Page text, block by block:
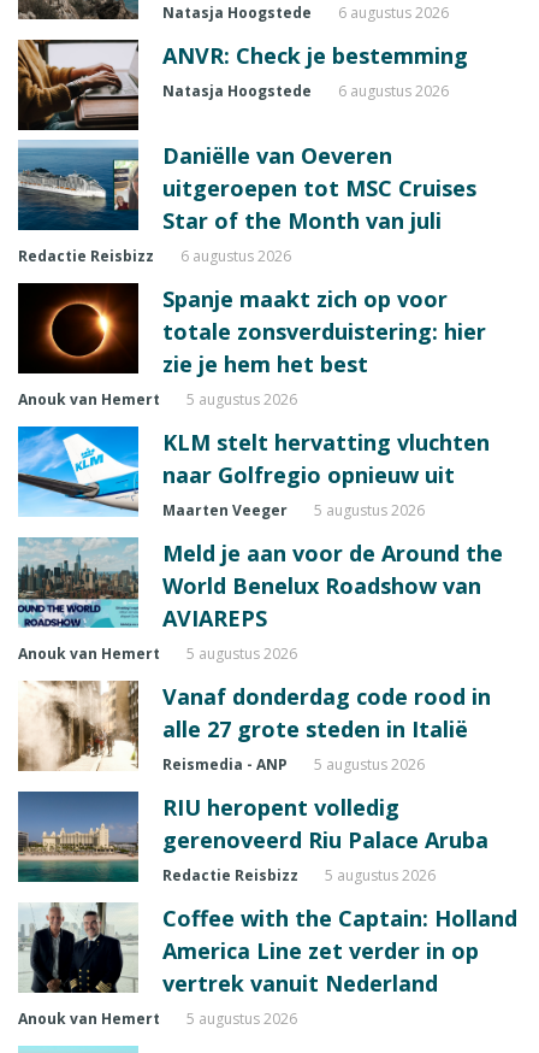
Natasja Hoogstede 6 augustus 2026
ANVR: Check je bestemming
Natasja Hoogstede 6 augustus 2026
Daniëlle van Oeveren
uitgeroepen tot MSC Cruises
Star of the Month van juli
Redactie Reisbizz 6 augustus 2026
Spanje maakt zich op voor
totale zonsverduistering: hier
zie je hem het best
Anouk van Hemert 5 augustus 2026
KLM stelt hervatting vluchten
naar Golfregio opnieuw uit
Maarten Veeger 5 augustus 2026
Meld je aan voor de Around the
World Benelux Roadshow van
AVIAREPS
Anouk van Hemert 5 augustus 2026
Vanaf donderdag code rood in
alle 27 grote steden in Italië
Reismedia - ANP 5 augustus 2026
RIU heropent volledig
gerenoveerd Riu Palace Aruba
Redactie Reisbizz 5 augustus 2026
Coffee with the Captain: Holland
America Line zet verder in op
vertrek vanuit Nederland
Anouk van Hemert 5 augustus 2026